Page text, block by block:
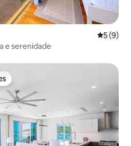
5 de
5 (9)
e serenidade
dos hóspedes